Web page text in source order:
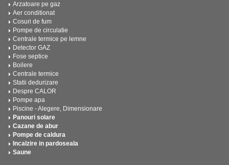
Arzatoare pe gaz
Aer conditionat
Cosuri de fum
Pompe de circulatie
Centrale termice pe lemne
Detector GAZ
Fose septice
Boilere
Centrale termice
Statii dedurizare
Despre CALOR
Pompe apa
Piscine - Alegere, Dimensionare
Panouri solare
Cazane de abur
Pompe de caldura
Incalzire in pardoseala
Saune